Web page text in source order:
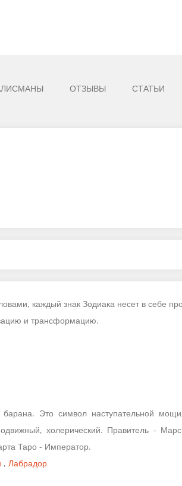
ОТЗЫВЫ СТАТЬИ
каждый знак Зодиака несет в себе
и трансформацию.
Это символ наступательной
холерический. Правитель -
Таро - Император.
, Лабрадор